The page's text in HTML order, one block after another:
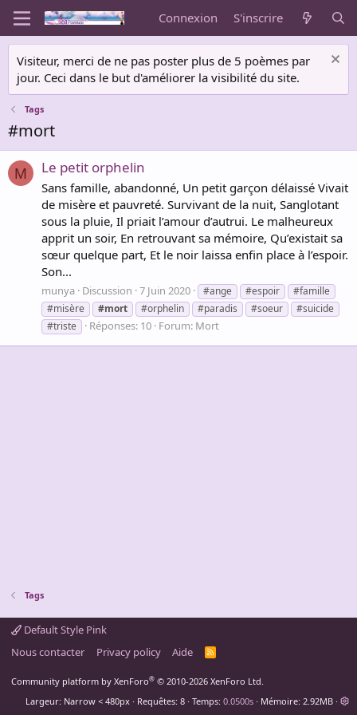
Connexion S'inscrire
Visiteur, merci de ne pas poster plus de 5 poèmes par
jour. Ceci dans le but d'améliorer la visibilité du site.
Tags
#mort
M Le petit orphelin
Sans famille, abandonné, Un petit garçon délaissé Vivait
de misère et pauvreté. Survivant de la nuit, Sanglotant
sous la pluie, Il priait l’amour d’autrui. Le malheureux
apprit un soir, En retrouvant sa mémoire, Qu’existait sa
sœur quelque part, Et le noir laissa enfin place à l’espoir.
Son...
munya Discussion 7 Juin 2020 #ange #espoir
#famille
#misère
#mort #orphelin #paradis #soeur
#suicide
#triste
Réponses: 10 Forum: Mort
Tags
Default Style Pink
Nous contacter
Privacy policy Aide
R
Community platform by XenForo® © 2010-2026 XenForo Ltd.
Largeur
Requêtes 8 Temps 0.0500s Mémoire 2.92MB